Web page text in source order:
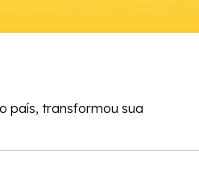
país, transformou sua